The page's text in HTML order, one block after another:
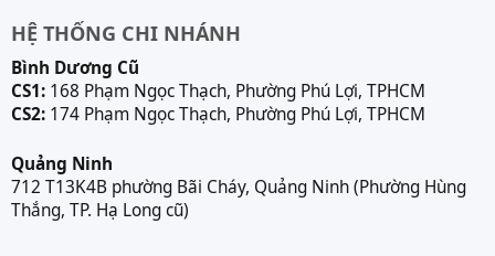
HỆ THỐNG CHI NHÁNH
Bình Dương Cũ
CS1:168 Phạm Ngọc Thạch, Phường Phú Lợi, TPHCM
CS2:174 Phạm Ngọc Thạch, Phường Phú Lợi, TPHCM
Quảng Ninh
712 T13K4B phường Bãi Cháy, Quảng Ninh (Phường Hùng
Thắng, TP. Hạ Long cũ)